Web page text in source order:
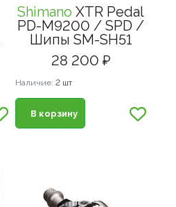
Shimano XTR Pedal
PD-M9200 / SPD /
Шипы SM-SH51
28 200 ₽
Наличие: 2 шт
В корзину